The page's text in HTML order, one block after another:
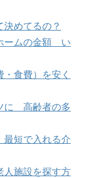
めてるの？
ームの金額 い
食費）を安く
に 高齢者の多
最短で入れる介
人施設を探す方